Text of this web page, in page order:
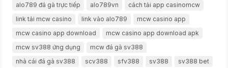
alo789 đá gà trực tiếp
alo789vn
cách tải app casinomcw
link tải mcw casino
link vào alo789
mcw casino app
mcw casino app download
mcw casino app download apk
mcw sv388 ứng dụng
mcw đá gà sv388
nhà cái đá gà sv388
scv388 sfv388 sv388
sv388 bet